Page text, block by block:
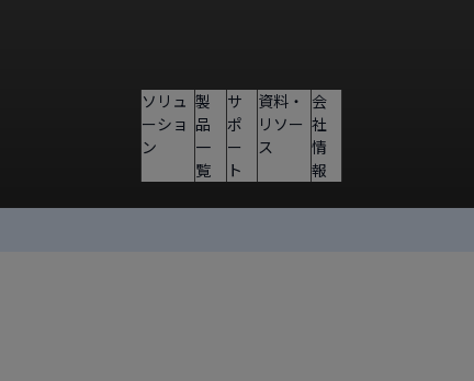
ソリュ
ーショ
ン
製
品
一
覧
サ
ポ
ー
ト
資料・
リソー
ス
会
社
情
報